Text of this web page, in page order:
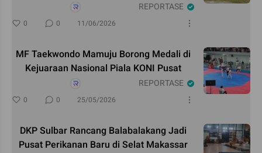
REPORTASE
0 0 11/06/2026
MF Taekwondo Mamuju Borong Medali di
Kejuaraan Nasional Piala KONI Pusat
REPORTASE
0 0 25/05/2026
DKP Sulbar Rancang Balabalakang Jadi
Pusat Perikanan Baru di Selat Makassar